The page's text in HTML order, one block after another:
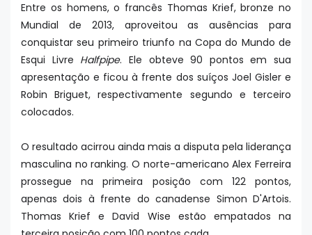
Entre os homens, o francês Thomas Krief, bronze no
Mundial de 2013, aproveitou as ausências para
conquistar seu primeiro triunfo na Copa do Mundo de
Esqui Livre Halfpipe. Ele obteve 90 pontos em sua
apresentação e ficou à frente dos suíços Joel Gisler e
Robin Briguet, respectivamente segundo e terceiro
colocados.
O resultado acirrou ainda mais a disputa pela liderança
masculina no ranking. O norte-americano Alex Ferreira
prossegue na primeira posição com 122 pontos,
apenas dois à frente do canadense Simon D'Artois.
Thomas Krief e David Wise estão empatados na